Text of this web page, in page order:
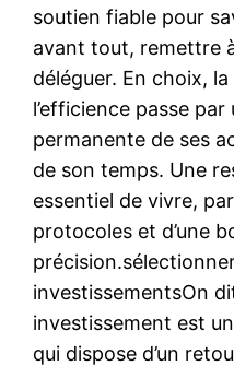
soutien fiable pour
avant tout, remettre
déléguer. En choix,
l’efficience passe
permanente de ses
de son temps. Une
essentiel de vivre,
protocoles et d’une
investissementsOn
investissement est
qui dispose d’un